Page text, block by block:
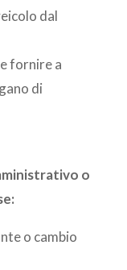
dal
fornire a
di
o
o cambio